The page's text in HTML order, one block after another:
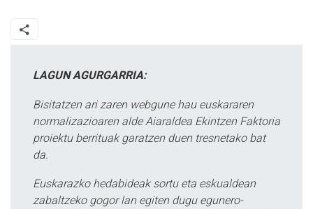
LAGUN AGURGARRIA:
Bisitatzen ari zaren webgune hau euskararen
normalizazioaren alde Aiaraldea Ekintzen Faktoria
proiektu berrituak garatzen duen tresnetako bat
da.
Euskarazko hedabideak sortu eta eskualdean
zabaltzeko gogor lan egiten dugu egunero-